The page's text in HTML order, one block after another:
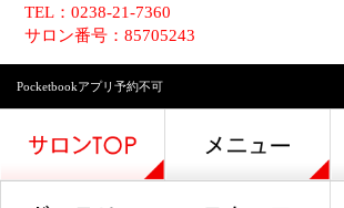
TEL：0238-21-7360
サロン番号：85705243
Pocketbookアプリ予約不可